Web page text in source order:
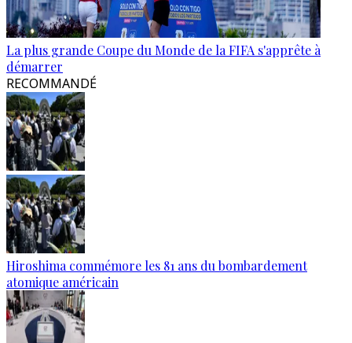
La plus grande Coupe du Monde de la FIFA s'apprête à
démarrer
RECOMMANDÉ
Hiroshima commémore les 81 ans du bombardement
atomique américain